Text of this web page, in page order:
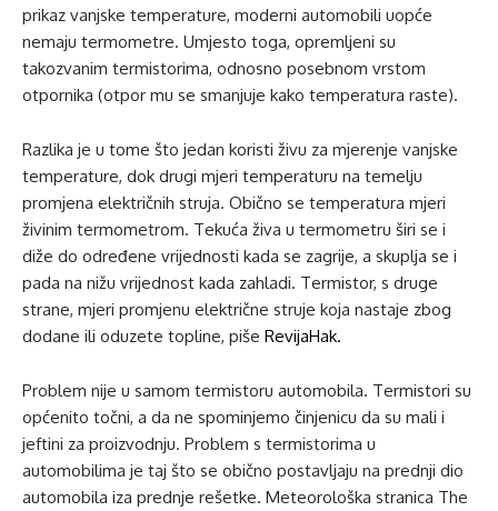
prikaz vanjske temperature, moderni automobili uopće
nemaju termometre. Umjesto toga, opremljeni su
takozvanim termistorima, odnosno posebnom vrstom
otpornika (otpor mu se smanjuje kako temperatura raste).
Razlika je u tome što jedan koristi živu za mjerenje vanjske
temperature, dok drugi mjeri temperaturu na temelju
promjena električnih struja. Obično se temperatura mjeri
živinim termometrom. Tekuća živa u termometru širi se i
diže do određene vrijednosti kada se zagrije, a skuplja se i
pada na nižu vrijednost kada zahladi. Termistor, s druge
strane, mjeri promjenu električne struje koja nastaje zbog
dodane ili oduzete topline, piše RevijaHak.
Problem nije u samom termistoru automobila. Termistori su
općenito točni, a da ne spominjemo činjenicu da su mali i
jeftini za proizvodnju. Problem s termistorima u
automobilima je taj što se obično postavljaju na prednji dio
automobila iza prednje rešetke. Meteorološka stranica The